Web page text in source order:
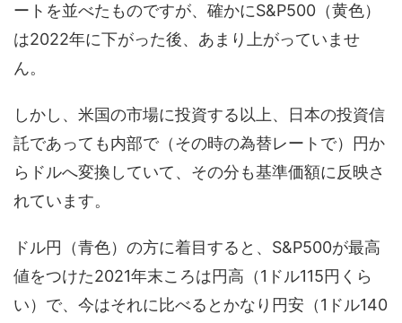
ートを並べたものですが、確かにS&P500（黄色）
は2022年に下がった後、あまり上がっていませ
ん。
しかし、米国の市場に投資する以上、日本の投資信
託であっても内部で（その時の為替レートで）円か
らドルへ変換していて、その分も基準価額に反映さ
れています。
ドル円（青色）の方に着目すると、S&P500が最高
値をつけた2021年末ころは円高（1ドル115円くら
い）で、今はそれに比べるとかなり円安（1ドル140